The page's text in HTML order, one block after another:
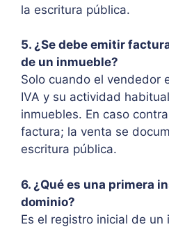
la escritura pública.
5. ¿Se debe emitir
de un inmueble?
Solo cuando el vendedor
IVA y su actividad
inmuebles. En caso
factura; la venta se
escritura pública.
6. ¿Qué es una primera
dominio?
Es el registro inicial de un